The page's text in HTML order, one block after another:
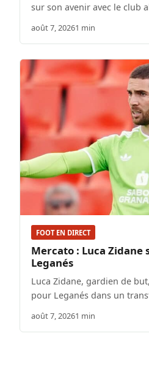
sur son avenir avec le club
août 7, 20261 min
FOOT EN DIRECT
Mercato : Luca Zidane
Leganés
Luca Zidane, gardien de
pour Leganés dans un
août 7, 20261 min